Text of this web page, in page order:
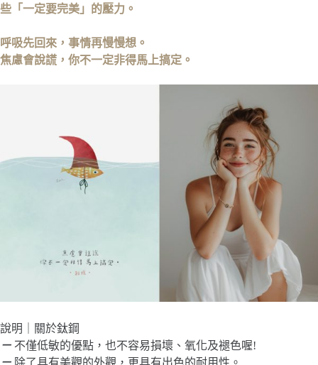
些「一定要完美」的壓力。
呼吸先回來，事情再慢慢想。
焦慮會說謊，你不一定非得馬上搞定。
說明｜關於鈦鋼
－ 不僅低敏的優點，也不容易損壞、氧化及褪色喔!